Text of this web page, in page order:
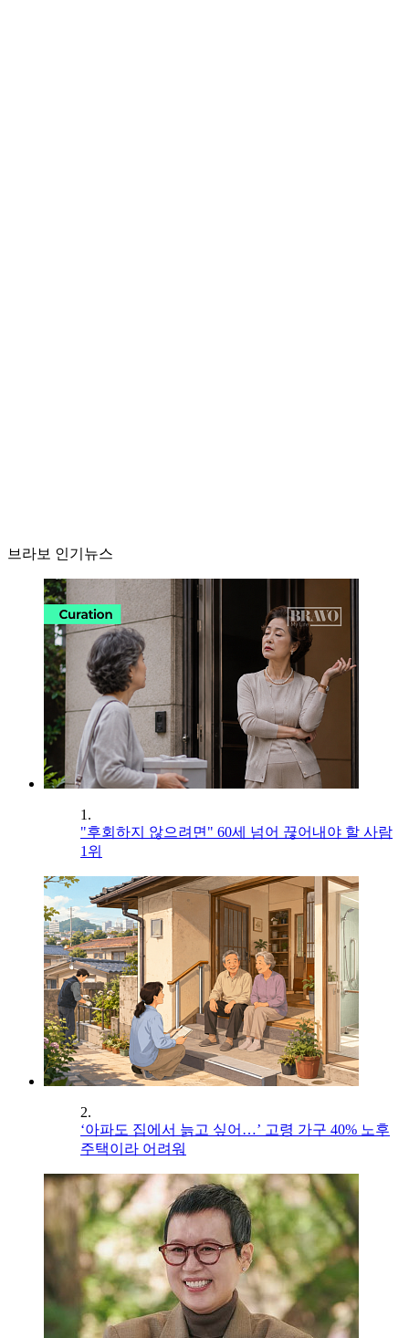
브라보 인기뉴스
1.
"후회하지 않으려면" 60세 넘어 끊어내야 할 사람
1위
2.
‘아파도 집에서 늙고 싶어…’ 고령 가구 40% 노후
주택이라 어려워